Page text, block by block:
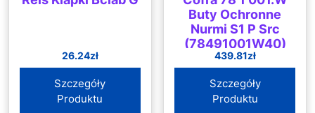
26.24zł
Szczegóły
Produktu
Buty Ochronne
Nurmi S1 P Src
(78491001W40)
439.81zł
Szczegóły
Produktu